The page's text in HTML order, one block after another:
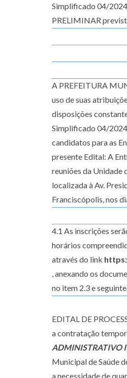
Simplificado 04/
PRELIMINAR
A PREFEITURA
uso de suas
disposições
Simplificado 04/
candidatos para as
presente Edital: A
reuniões da Unidade
localizada à Av.
Franciscópolis, nos
4.1 As inscrições
horários
através do link
, anexando os
no item 2.3 e
EDITAL DE
a contratação
ADMINISTRATIVO
Municipal de Saúde
a necessidade de